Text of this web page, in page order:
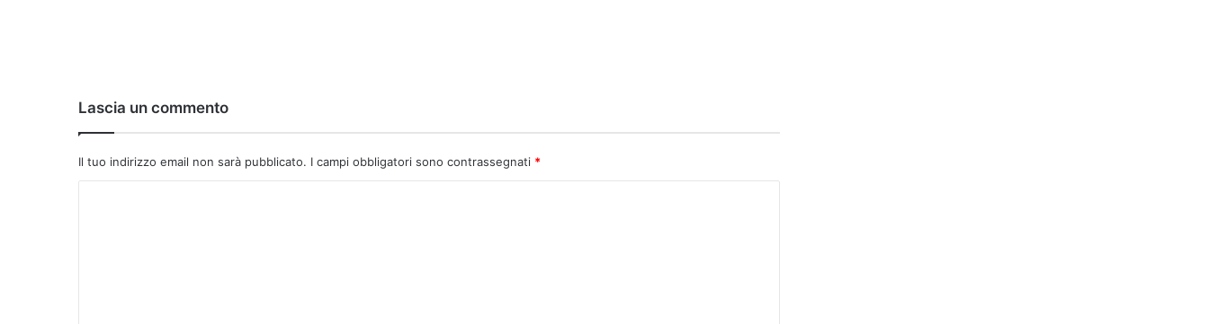
Lascia un commento
Il tuo indirizzo email non sarà pubblicato. I campi obbligatori sono contrassegnati *